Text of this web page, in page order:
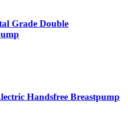
Grade Double
Handsfree Breastpump